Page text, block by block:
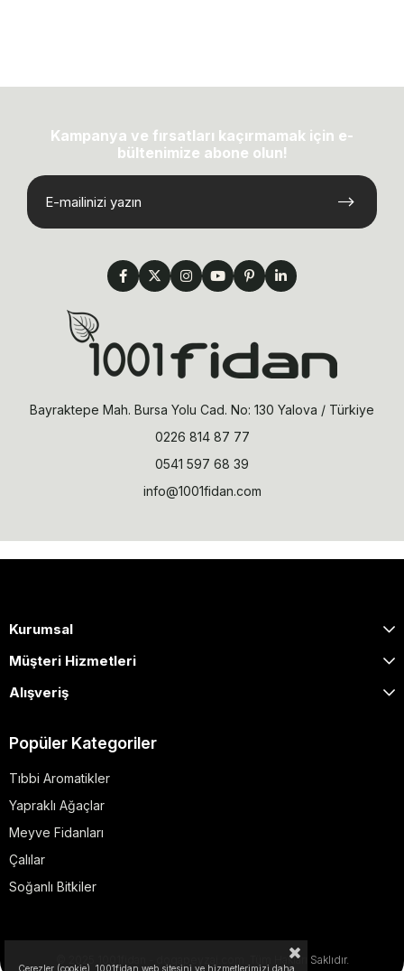
Kampanya ve fırsatları kaçırmamak için e-
bültenimize abone olun!
Bayraktepe Mah. Bursa Yolu Cad. No: 130 Yalova / Türkiye
0226 814 87 77
0541 597 68 39
info@1001fidan.com
Kurumsal
Müşteri Hizmetleri
Alışveriş
Popüler Kategoriler
Tıbbi Aromatikler
Yapraklı Ağaçlar
Meyve Fidanları
Çalılar
Soğanlı Bitkiler
© 2025 1001fidan - dogapeyzaj.com. Tüm Hakları Saklıdır.
Çerezler (cookie), 1001fidan web sitesini ve hizmetlerimizi daha